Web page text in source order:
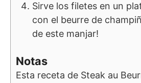
Sirve los filetes en un
con el beurre de
de este manjar!
Notas
Esta receta de Steak au